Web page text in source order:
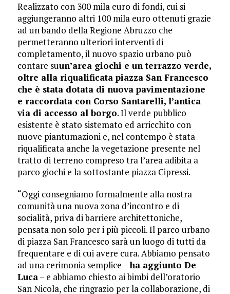
Realizzato con 300 mila euro di fondi, cui si
aggiungeranno altri 100 mila euro ottenuti grazie
ad un bando della Regione Abruzzo che
permetteranno ulteriori interventi di
completamento, il nuovo spazio urbano può
contare suun’area giochi e un terrazzo verde,
oltre alla riqualificata piazza San Francesco
che è stata dotata di nuova pavimentazione
e raccordata con Corso Santarelli, l’antica
via di accesso al borgo. Il verde pubblico
esistente è stato sistemato ed arricchito con
nuove piantumazioni e, nel contempo è stata
riqualificata anche la vegetazione presente nel
tratto di terreno compreso tra l’area adibita a
parco giochi e la sottostante piazza Cipressi.
“Oggi consegniamo formalmente alla nostra
comunità una nuova zona d’incontro e di
socialità, priva di barriere architettoniche,
pensata non solo per i più piccoli. Il parco urbano
di piazza San Francesco sarà un luogo di tutti da
frequentare e di cui avere cura. Abbiamo pensato
ad una cerimonia semplice –ha aggiunto De
Luca– e abbiamo chiesto ai bimbi dell’oratorio
San Nicola, che ringrazio per la collaborazione, di